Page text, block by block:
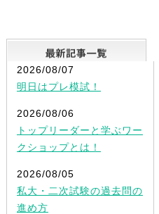
2026/08/07
明日はプレ模試！
2026/08/06
トップリーダーと学ぶワー
クショップとは！
2026/08/05
私大・二次試験の過去問の
進め方